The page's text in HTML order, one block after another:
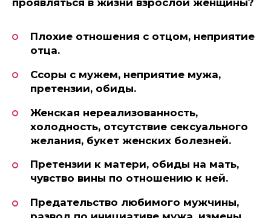
Плохие отношения с отцом, неприятие
отца.
Ссоры с мужем, неприятие мужа,
претензии, обиды.
Женская нереализованность,
холодность, отсутствие сексуального
желания, букет женских болезней.
Претензии к матери, обиды на мать,
чувство вины по отношению к ней.
Предательство любимого мужчины,